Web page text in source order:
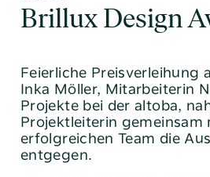
Brillux Design
Feierliche Preisverleihung
Inka Möller, Mitarbeiterin
Projekte bei der altoba,
Projektleiterin gemeinsam
erfolgreichen Team die
entgegen.